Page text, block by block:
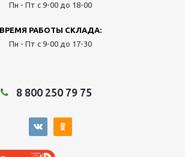
Пн - Пт с 9-00 до 18-00
ВРЕМЯ РАБОТЫ СКЛАДА:
Пн - Пт с 9-00 до 17-30
8 800 250 79 75